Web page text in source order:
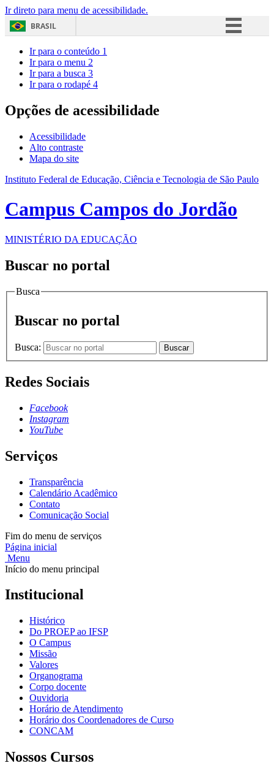
Ir direto para menu de acessibilidade.
BRASIL
Acesso à informação
Ir para o conteúdo 1
Ir para o menu 2
Ir para a busca 3
Ir para o rodapé 4
Opções de acessibilidade
Acessibilidade
Alto contraste
Mapa do site
Instituto Federal de Educação, Ciência e Tecnologia de São Paulo
Campus Campos do Jordão
MINISTÉRIO DA EDUCAÇÃO
Buscar no portal
Busca
Buscar no portal
Busca: Buscar
Redes Sociais
Facebook
Instagram
YouTube
Serviços
Transparência
Calendário Acadêmico
Contato
Comunicação Social
Fim do menu de serviços
Página inicial
Menu
Início do menu principal
Institucional
Histórico
Do PROEP ao IFSP
O Campus
Missão
Valores
Organograma
Corpo docente
Ouvidoria
Horário de Atendimento
Horário dos Coordenadores de Curso
CONCAM
Nossos Cursos